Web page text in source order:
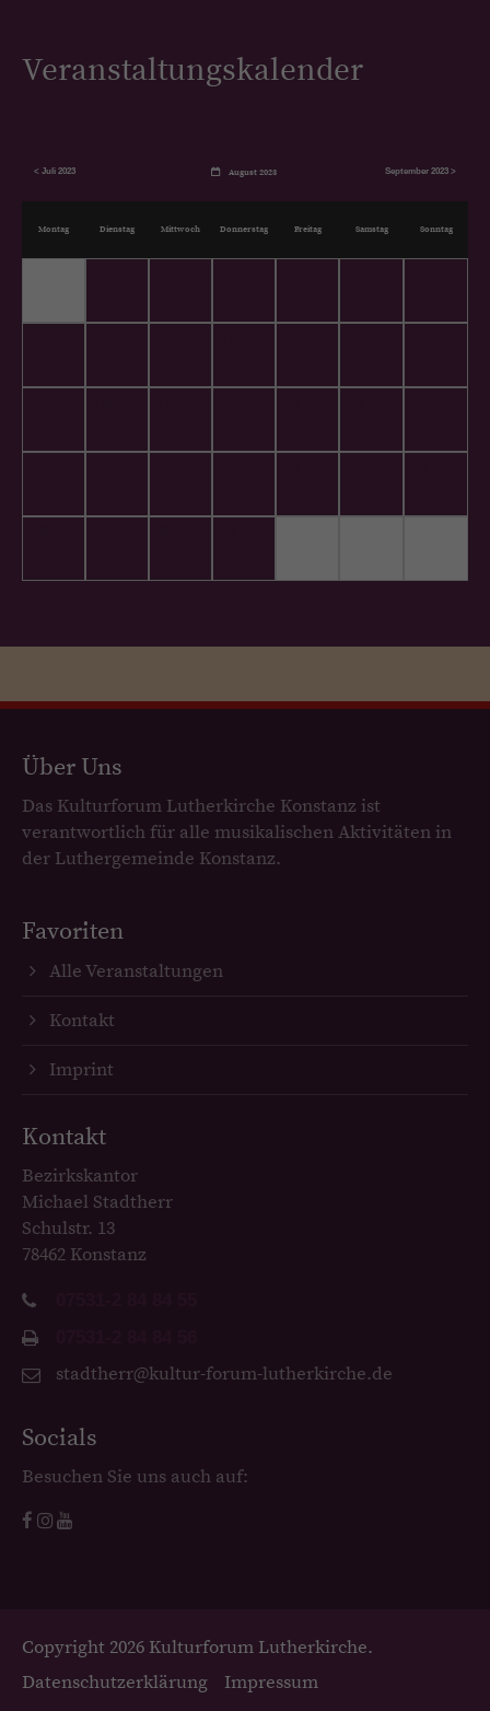
Veranstaltungskalender
< Juli 2023 August 2023 September 2023 >
Montag Dienstag Mittwoch Donnerstag Freitag Samstag Sonntag
Über Uns
Das Kulturforum Lutherkirche Konstanz ist
verantwortlich für alle musikalischen Aktivitäten in
der Luthergemeinde Konstanz.
Favoriten
Alle Veranstaltungen
Kontakt
Imprint
Kontakt
Bezirkskantor
Michael Stadtherr
Schulstr. 13
78462 Konstanz
stadtherr@kultur-forum-lutherkirche.de
Socials
Besuchen Sie uns auch auf:
Copyright 2026 Kulturforum Lutherkirche.
Datenschutzerklärung
Impressum